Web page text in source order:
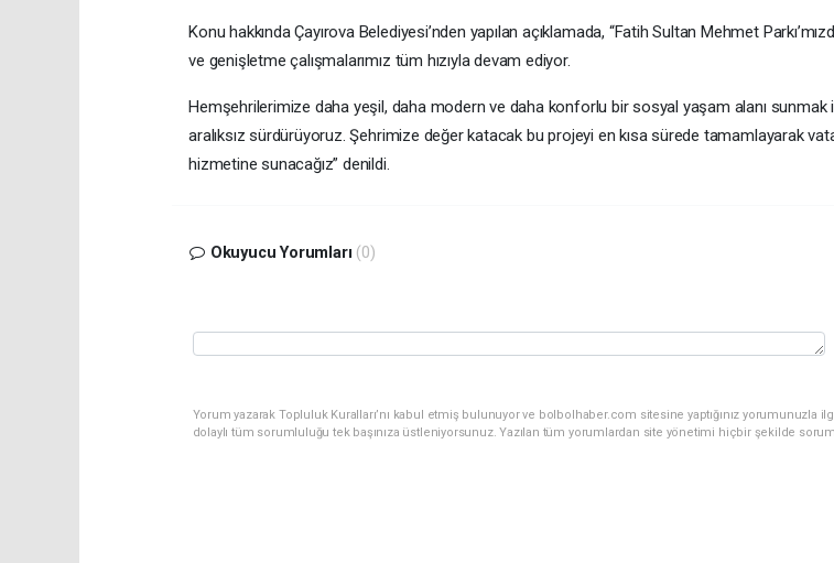
Konu hakkında Çayırova Belediyesi’nden yapılan açıklamada, “Fatih Sultan Mehmet
ve genişletme çalışmalarımız tüm hızıyla devam ediyor.
Hemşehrilerimize daha yeşil, daha modern ve daha konforlu bir sosyal yaşam alanı sunmak
aralıksız sürdürüyoruz. Şehrimize değer katacak bu projeyi en kısa sürede tamamlayarak
hizmetine sunacağız” denildi.
Okuyucu Yorumları (0)
Yorum yazarak Topluluk Kuralları’nı kabul etmiş bulunuyor ve bolbolhaber.com sitesine yaptığınız yorumunuzla
dolaylı tüm sorumluluğu tek başınıza üstleniyorsunuz. Yazılan tüm yorumlardan site yönetimi hiçbir şekilde